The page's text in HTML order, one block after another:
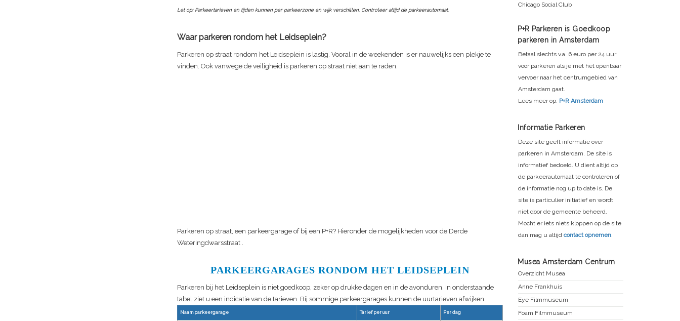
Let op: Parkeertarieven en tijden kunnen per parkeerzone en wijk verschillen. Controleer altijd de parkeerautomaat.
Waar parkeren rondom het Leidseplein?
Parkeren op straat rondom het Leidseplein is lastig. Vooral in de weekenden is er nauwelijks een plekje te
vinden. Ook vanwege de veiligheid is parkeren op straat niet aan te raden.
Parkeren op straat, een parkeergarage of bij een P+R? Hieronder de mogelijkheden voor de Derde
Weteringdwarsstraat
PARKEERGARAGES RONDOM HET LEIDSEPLEIN
Parkeren bij het Leidseplein is niet goedkoop, zeker op drukke dagen en in de avonduren. In onderstaande
tabel ziet u een indicatie van de tarieven. Bij sommige parkeergarages kunnen de uurtarieven afwijken.
Naam parkeergarage Tarief per uur Per dag
Chicago Social Club
P+R Parkeren is Goedkoop
parkeren in Amsterdam
Betaal slechts v.a. 6 euro per 24 uur
voor parkeren als je met het openbaar
vervoer naar het centrumgebied van
Amsterdam gaat.
Lees meer op: P+R Amsterdam
Informatie Parkeren
Deze site geeft informatie over
parkeren in Amsterdam. De site is
informatief bedoeld. U dient altijd op
de parkeerautomaat te controleren of
de informatie nog up to date is. De
site is particulier initiatief en wordt
niet door de gemeente beheerd.
Mocht er iets niets kloppen op de site
dan mag u altijd contact opnemen.
Musea Amsterdam Centrum
Overzicht Musea
Anne Frankhuis
Eye Filmmuseum
Foam Filmmuseum